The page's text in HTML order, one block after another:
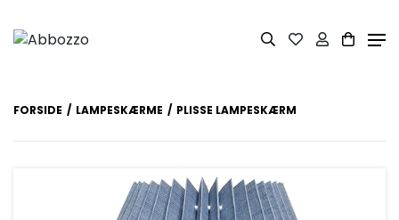
FORSIDE LAMPESKÆRME PLISSE LAMPESKÆRM